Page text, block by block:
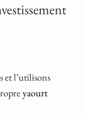
et l’utilisons
yaourt